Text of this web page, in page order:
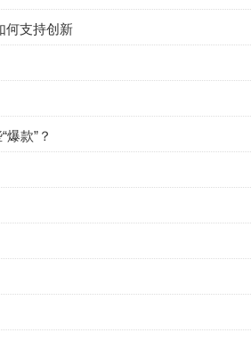
何支持创新
款”？